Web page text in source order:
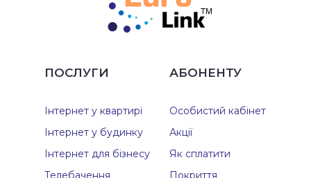
ПОСЛУГИ АБОНЕНТУ
Інтернет у квартирі
Інтернет у будинку
Інтернет для бізнесу
Телебачення
Особистий кабінет
Акції
Як сплатити
Покриття